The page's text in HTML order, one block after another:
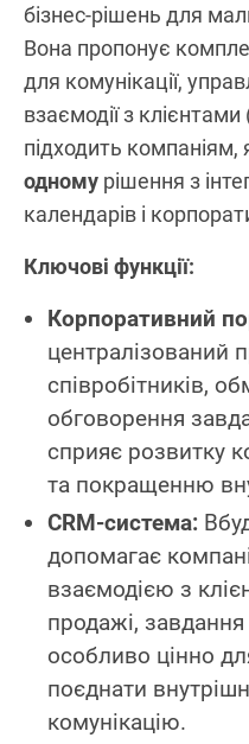
бізнес-рішень для
Вона пропонує
для комунікації,
взаємодії з
підходить компаніям,
одному рішення з
календарів і
Ключові функції:
Корпоративний
централізований
співробітників,
обговорення
сприяє розвитку
та покращенню
CRM-система:
допомагає
взаємодією з
продажі, завдання
особливо цінно
поєднати
комунікацію.